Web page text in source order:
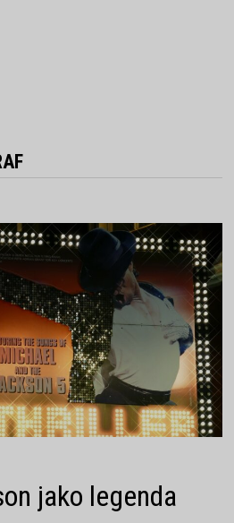
jako legenda